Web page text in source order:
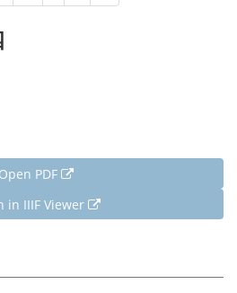
pagepage
Open PDF
in IIIF Viewer